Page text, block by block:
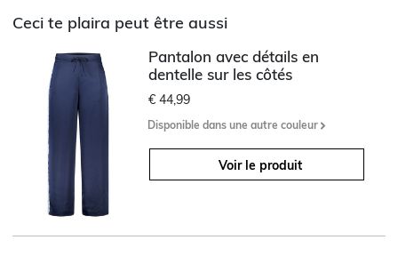
Ceci te plaira peut être aussi
Pantalon avec détails en
dentelle sur les côtés
€ 44,99
Disponible dans une autre couleur
Voir le produit